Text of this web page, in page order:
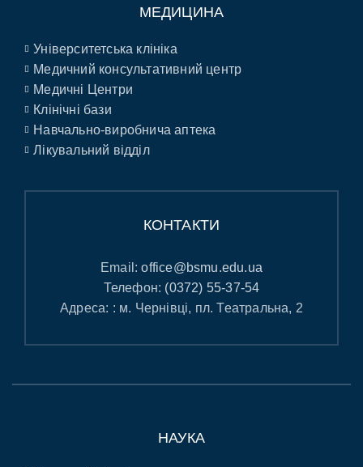
МЕДИЦИНА
Університетська клініка
Медичний консультативний центр
Медичні Центри
Клінічні бази
Навчально-виробнича аптека
Лікувальний відділ
КОНТАКТИ
Email:office@bsmu.edu.ua
Телефон: (0372) 55-37-54
Адреса: : м. Чернівці, пл. Театральна, 2
НАУКА